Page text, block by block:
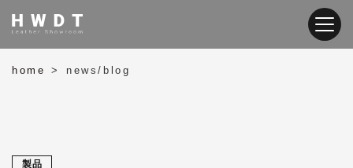
home > news/blog
製品